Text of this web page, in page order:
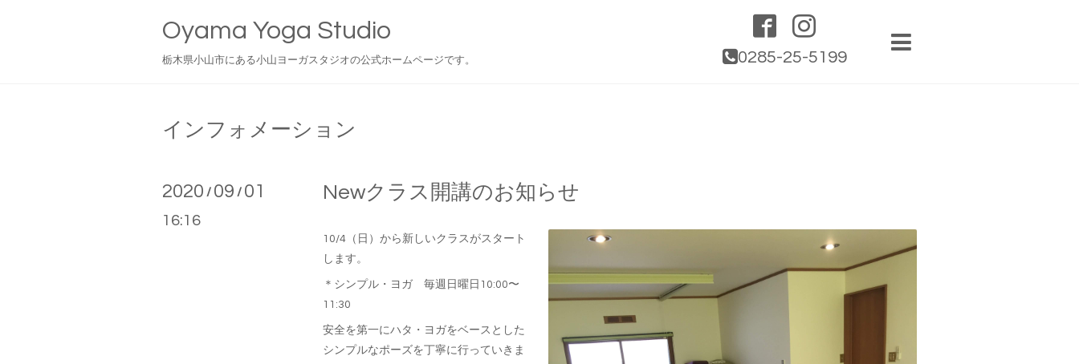
0285-25-5199
Oyama Yoga Studio
栃木県小山市にある小山ヨーガスタジオの公式ホームページです。
インフォメーション
2020 / 09 / 01
16:16
Newクラス開講のお知らせ
10/4（日）から新しいクラスがスタート
します。
＊シンプル・ヨガ 毎週日曜日10:00〜
11:30
安全を第一にハタ・ヨガをベースとした
シンプルなポーズを丁寧に行っていきま